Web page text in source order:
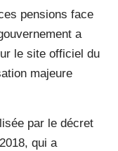
pensions face
a
le site officiel du
majeure
par le décret
qui a